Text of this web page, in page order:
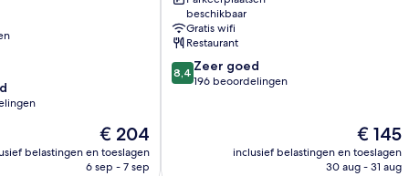
De
prijs
is
€ 204
belastingen en toeslagen
6 sep - 7 sep
Stadscentrum
van
Salou
beschikbaar
Gratis wifi
Restaurant
8.4
van
8,4 Zeer goed
196 beoordelingen
De
prijs
is
€ 145
inclusief belastingen en toeslagen
30 aug - 31 aug